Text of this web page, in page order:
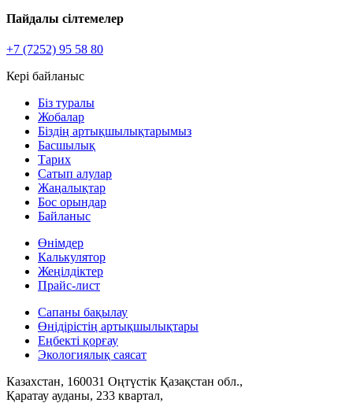
Пайдалы сілтемелер
+7 (7252) 95 58 80
Кері байланыс
Біз туралы
Жобалар
Біздің артықшылықтарымыз
Басшылық
Тарих
Сатып алулар
Жаңалықтар
Бос орындар
Байланыс
Өнімдер
Калькулятор
Жеңілдіктер
Прайс-лист
Сапаны бақылау
Өнідірістің артықшылықтары
Еңбекті қорғау
Экологиялық саясат
Казахстан, 160031 Оңтүстік Қазақстан обл.,
Қаратау ауданы, 233 квартал,